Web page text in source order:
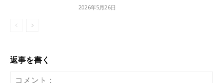
2026年5月26日
返事を書く